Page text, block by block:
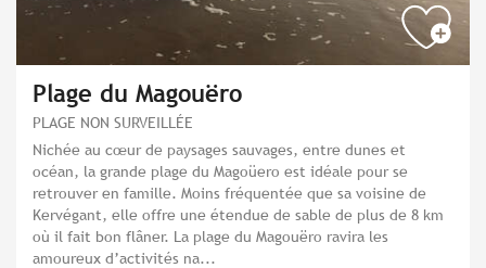
Plage du Magouëro
PLAGE NON SURVEILLÉE
Nichée au cœur de paysages sauvages, entre dunes et
océan, la grande plage du Magoüero est idéale pour se
retrouver en famille. Moins fréquentée que sa voisine de
Kervégant, elle offre une étendue de sable de plus de 8 km
où il fait bon flâner. La plage du Magouëro ravira les
amoureux d’activités na...